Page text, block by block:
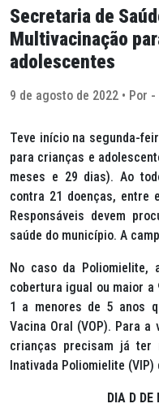
Secretaria de
Multivacinação
adolescentes
9 de agosto de 2022 • Por -
Teve início na segunda-
para crianças e
meses e 29 dias). Ao
contra 21 doenças, entre
Responsáveis devem
saúde do município. A
No caso da Poliomielite,
cobertura igual ou maior a
1 a menores de 5 anos
Vacina Oral (VOP). Para a
crianças precisam já ter
Inativada Poliomielite (VIP)
DIA D